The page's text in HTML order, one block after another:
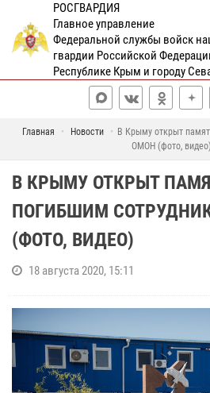
РОСГВАРДИЯ
Главное управление
Федеральной службы войск
гвардии Российской
Республике Крым и городу
Главная Новости
В Крыму открыт
ОМОН (фото, видео)
В КРЫМУ ОТКРЫТ
ПОГИБШИМ
(ФОТО, ВИДЕО)
18 августа 2020, 15:11